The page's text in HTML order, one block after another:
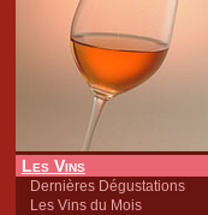
Les Vins
Dernières Dégustations
Les Vins du Mois